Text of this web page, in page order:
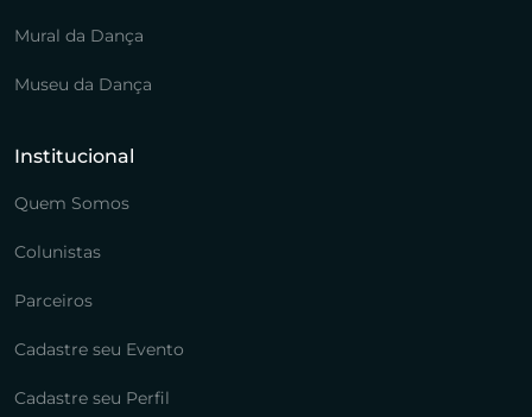
Mural da Dança
Museu da Dança
Institucional
Quem Somos
Colunistas
Parceiros
Cadastre seu Evento
Cadastre seu Perfil